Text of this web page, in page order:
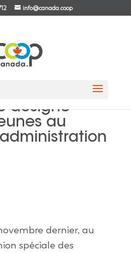
info@canada.coop
création
désigné
au
dernier, au
spéciale des